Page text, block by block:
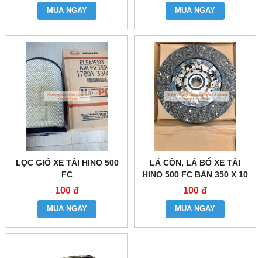
MUA NGAY MUA NGAY
LỌC GIÓ XE TẢI HINO 500
FC
100 đ
MUA NGAY
LÁ CÔN, LÁ BỐ XE TẢI
HINO 500 FC BẢN 350 X 10
THEN
100 đ
MUA NGAY